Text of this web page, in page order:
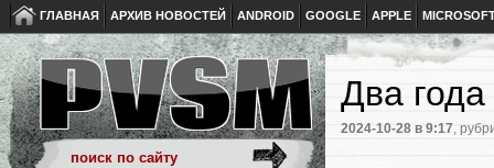
ГЛАВНАЯ АРХИВ НОВОСТЕЙ ANDROID GOOGLE APPLE
Два
2024-10-28 в 9:17,